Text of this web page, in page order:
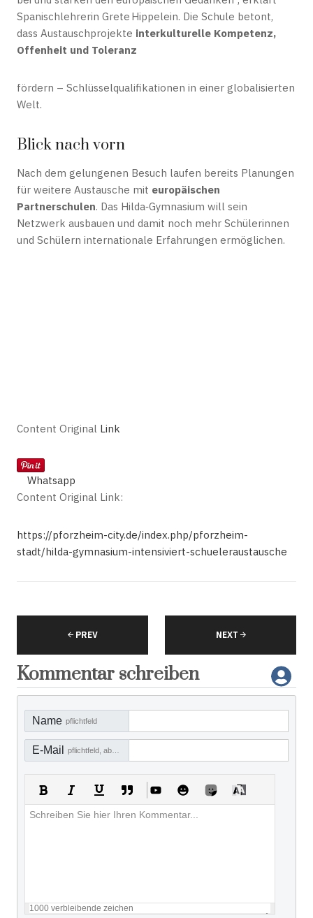
Spanischlehrerin Grete Hippelein. Die Schule betont,
dass Austauschprojekte interkulturelle Kompetenz,
Offenheit und Toleranz
fördern – Schlüsselqualifikationen in einer globalisierten
Welt.
Blick nach vorn
Nach dem gelungenen Besuch laufen bereits Planungen
für weitere Austausche mit europäischen
Partnerschulen. Das Hilda‑Gymnasium will sein
Netzwerk ausbauen und damit noch mehr Schülerinnen
und Schülern internationale Erfahrungen ermöglichen.
Content Original Link
Whatsapp
Content Original Link:
https://pforzheim-city.de/index.php/pforzheim-
stadt/hilda-gymnasium-intensiviert-schueleraustausche
PREV NEXT
Kommentar schreiben
Name pflichtfeld
E-Mail
1000 verbleibende zeichen